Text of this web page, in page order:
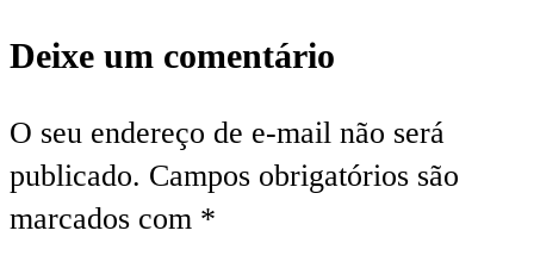
Deixe um comentário
O seu endereço de e-mail não será
publicado. Campos obrigatórios são
marcados com *